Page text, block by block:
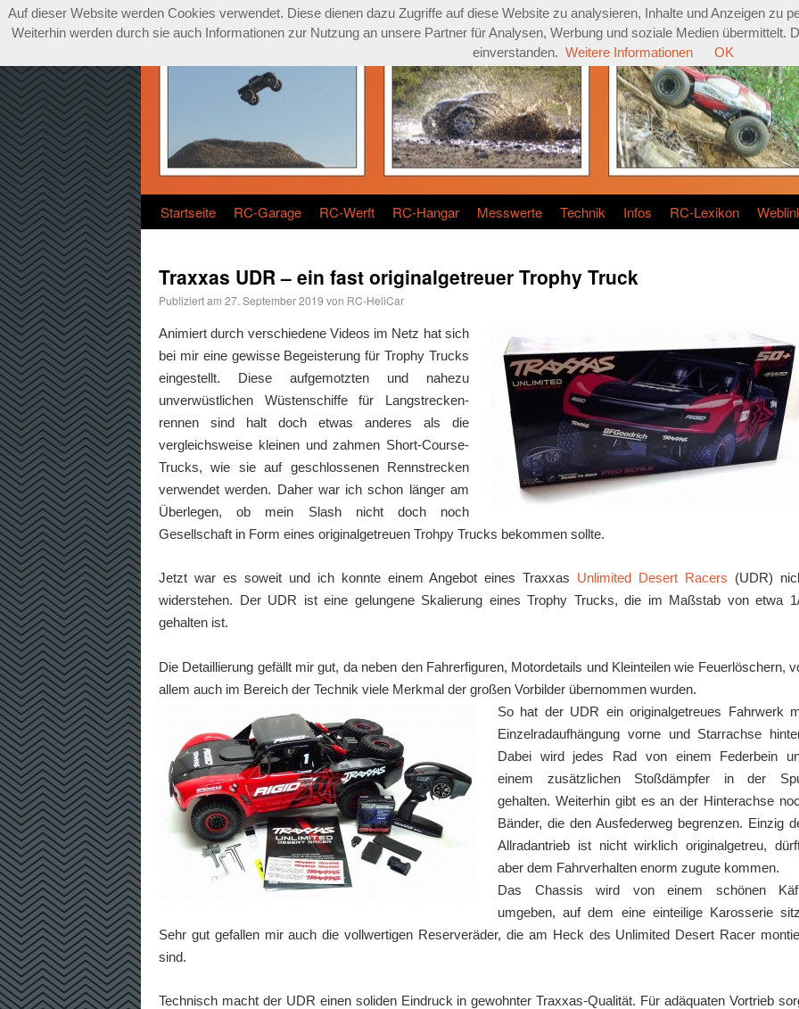
Startseite RC-Garage RC-Werft RC-Hangar Messwerte Technik Infos RC-Lexikon
Traxxas UDR – ein fast originalgetreuer Trophy Truck
Publiziert am 27. September 2019 von RC-HeliCar
Animiert durch verschiedene Videos im Netz hat sich
bei mir eine gewisse Begeisterung für Trophy Trucks
eingestellt. Diese aufgemotzten und nahezu
unverwüstlichen Wüstenschiffe für Langstrecken-
rennen sind halt doch etwas anderes als die
vergleichsweise kleinen und zahmen Short-Course-
Trucks, wie sie auf geschlossenen Rennstrecken
verwendet werden. Daher war ich schon länger am
Überlegen, ob mein Slash nicht doch noch
Gesellschaft in Form eines originalgetreuen Trohpy Trucks bekommen sollte.
Jetzt war es soweit und ich konnte einem Angebot eines Traxxas Unlimited Desert Racers (UDR)
widerstehen. Der UDR ist eine gelungene Skalierung eines Trophy Trucks, die im Maßstab von etwa
gehalten ist.
Die Detaillierung gefällt mir gut, da neben den Fahrerfiguren, Motordetails und Kleinteilen wie Feuerlöschern,
allem auch im Bereich der Technik viele Merkmal der großen Vorbilder übernommen wurden.
So hat der UDR ein originalgetreues Fahrwerk
Einzelradaufhängung vorne und Starrachse
Dabei wird jedes Rad von einem Federbein
einem zusätzlichen Stoßdämpfer in der
gehalten. Weiterhin gibt es an der Hinterachse
Bänder, die den Ausfederweg begrenzen. Einzig
Allradantrieb ist nicht wirklich originalgetreu,
aber dem Fahrverhalten enorm zugute kommen.
Das Chassis wird von einem schönen
umgeben, auf dem eine einteilige Karosserie
Sehr gut gefallen mir auch die vollwertigen Reserveräder, die am Heck des Unlimited Desert Racer
sind.
Technisch macht der UDR einen soliden Eindruck in gewohnter Traxxas-Qualität. Für adäquaten Vortrieb
Auf dieser Website werden Cookies verwendet. Diese dienen dazu Zugriffe auf diese Website zu analysieren, Inhalte und Anzeigen zu
Weiterhin werden durch sie auch Informationen zur Nutzung an unsere Partner für Analysen, Werbung und soziale Medien
einverstanden. Weitere Informationen OK